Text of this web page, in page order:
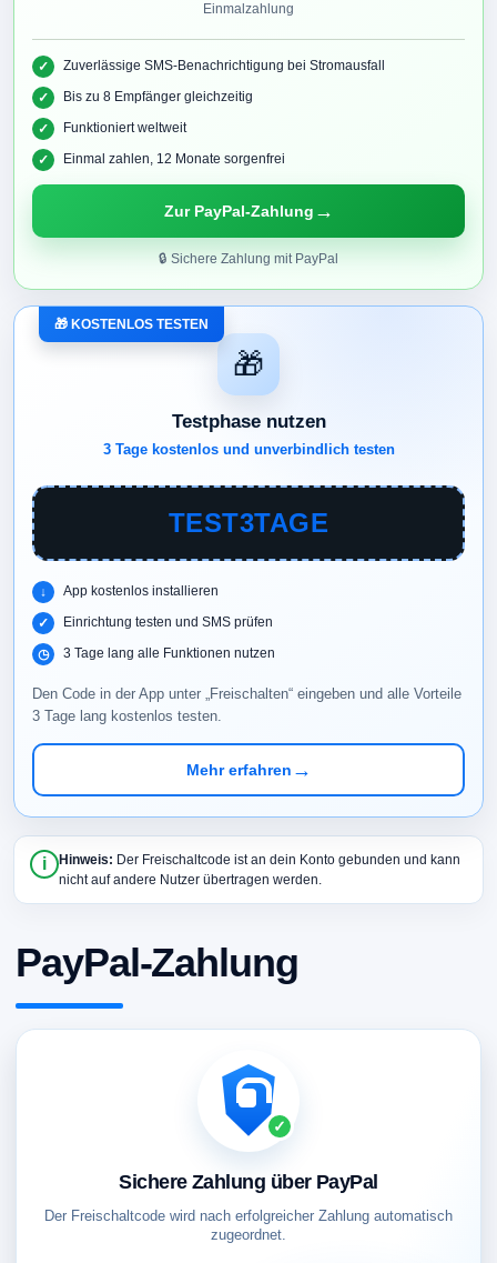
Einmalzahlung
Zuverlässige SMS-Benachrichtigung bei Stromausfall
Bis zu 8 Empfänger gleichzeitig
Funktioniert weltweit
Einmal zahlen, 12 Monate sorgenfrei
Zur PayPal-Zahlung →
🔒 Sichere Zahlung mit PayPal
🎁 KOSTENLOS TESTEN
🎁
Testphase nutzen
3 Tage kostenlos und unverbindlich testen
TEST3TAGE
App kostenlos installieren
Einrichtung testen und SMS prüfen
3 Tage lang alle Funktionen nutzen
Den Code in der App unter „Freischalten“ eingeben und alle Vorteile
3 Tage lang kostenlos testen.
Mehr erfahren →
i Hinweis: Der Freischaltcode ist an dein Konto gebunden und kann
nicht auf andere Nutzer übertragen werden.
PayPal-Zahlung
✓
Sichere Zahlung über PayPal
Der Freischaltcode wird nach erfolgreicher Zahlung automatisch
zugeordnet.